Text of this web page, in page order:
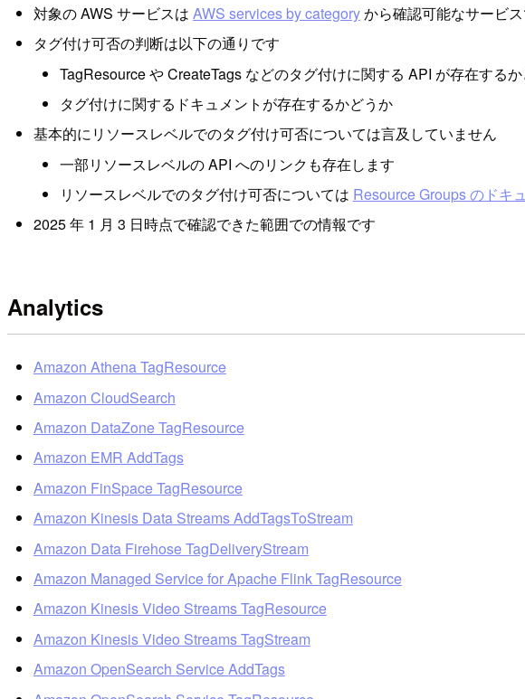
対象の AWS サービスは AWS services by categoryから確認可能なサービ
タグ付け可否の判断は以下の通りです
TagResource や CreateTags などのタグ付けに関する API が存在する
タグ付けに関するドキュメントが存在するかどうか
基本的にリソースレベルでのタグ付け可否については言及していません
一部リソースレベルの API へのリンクも存在します
リソースレベルでのタグ付け可否については Resource Groups のドキ
2025 年 1 月 3 日時点で確認できた範囲での情報です
Analytics
Amazon Athena TagResource
Amazon CloudSearch
Amazon DataZone TagResource
Amazon EMR AddTags
Amazon FinSpace TagResource
Amazon Kinesis Data Streams AddTagsToStream
Amazon Data Firehose TagDeliveryStream
Amazon Managed Service for Apache Flink TagResource
Amazon Kinesis Video Streams TagResource
Amazon Kinesis Video Streams TagStream
Amazon OpenSearch Service AddTags